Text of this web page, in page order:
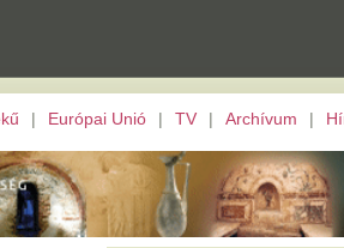
| Archívum | Hírlevél | RSS